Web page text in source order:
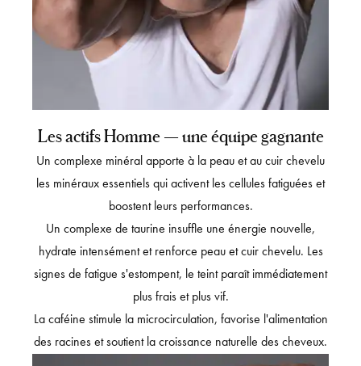
Les actifs Homme — une équipe gagnante
Un complexe minéral apporte à la peau et au cuir chevelu
les minéraux essentiels qui activent les cellules fatiguées et
boostent leurs performances.
Un complexe de taurine insuffle une énergie nouvelle,
hydrate intensément et renforce peau et cuir chevelu. Les
signes de fatigue s'estompent, le teint paraît immédiatement
plus frais et plus vif.
La caféine stimule la microcirculation, favorise l'alimentation
des racines et soutient la croissance naturelle des cheveux.